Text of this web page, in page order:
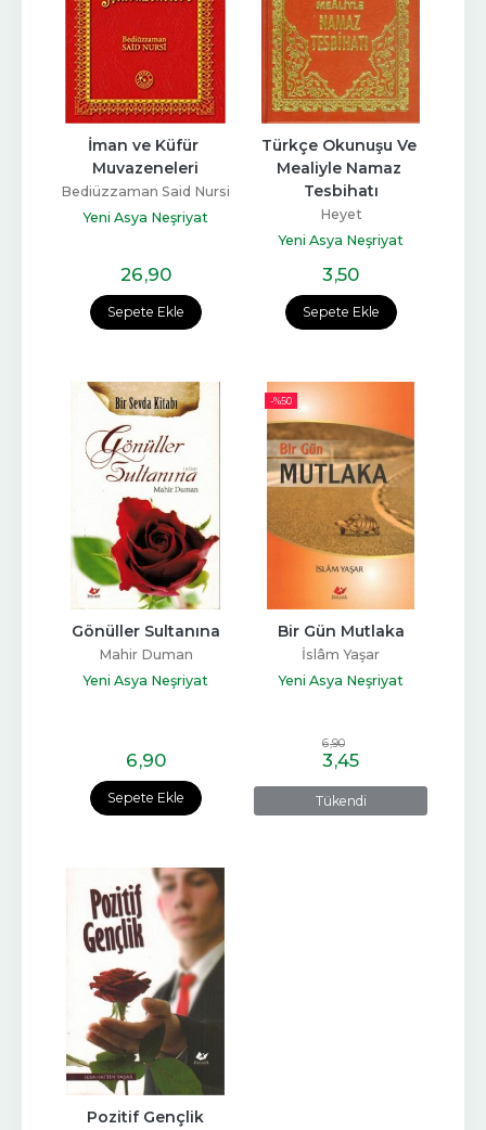
Sepete Ekle
İman ve Küfür
Muvazeneleri
Bediüzzaman Said Nursi
Yeni Asya Neşriyat
26,90
Sepete Ekle
Türkçe Okunuşu Ve
Mealiyle Namaz
Tesbihatı
Heyet
Yeni Asya Neşriyat
3,50
Sepete Ekle
Gönüller Sultanına
Mahir Duman
Yeni Asya Neşriyat
6,90
-%50
Tükendi
Bir Gün Mutlaka
İslâm Yaşar
Yeni Asya Neşriyat
6,90
3,45
Pozitif Gençlik